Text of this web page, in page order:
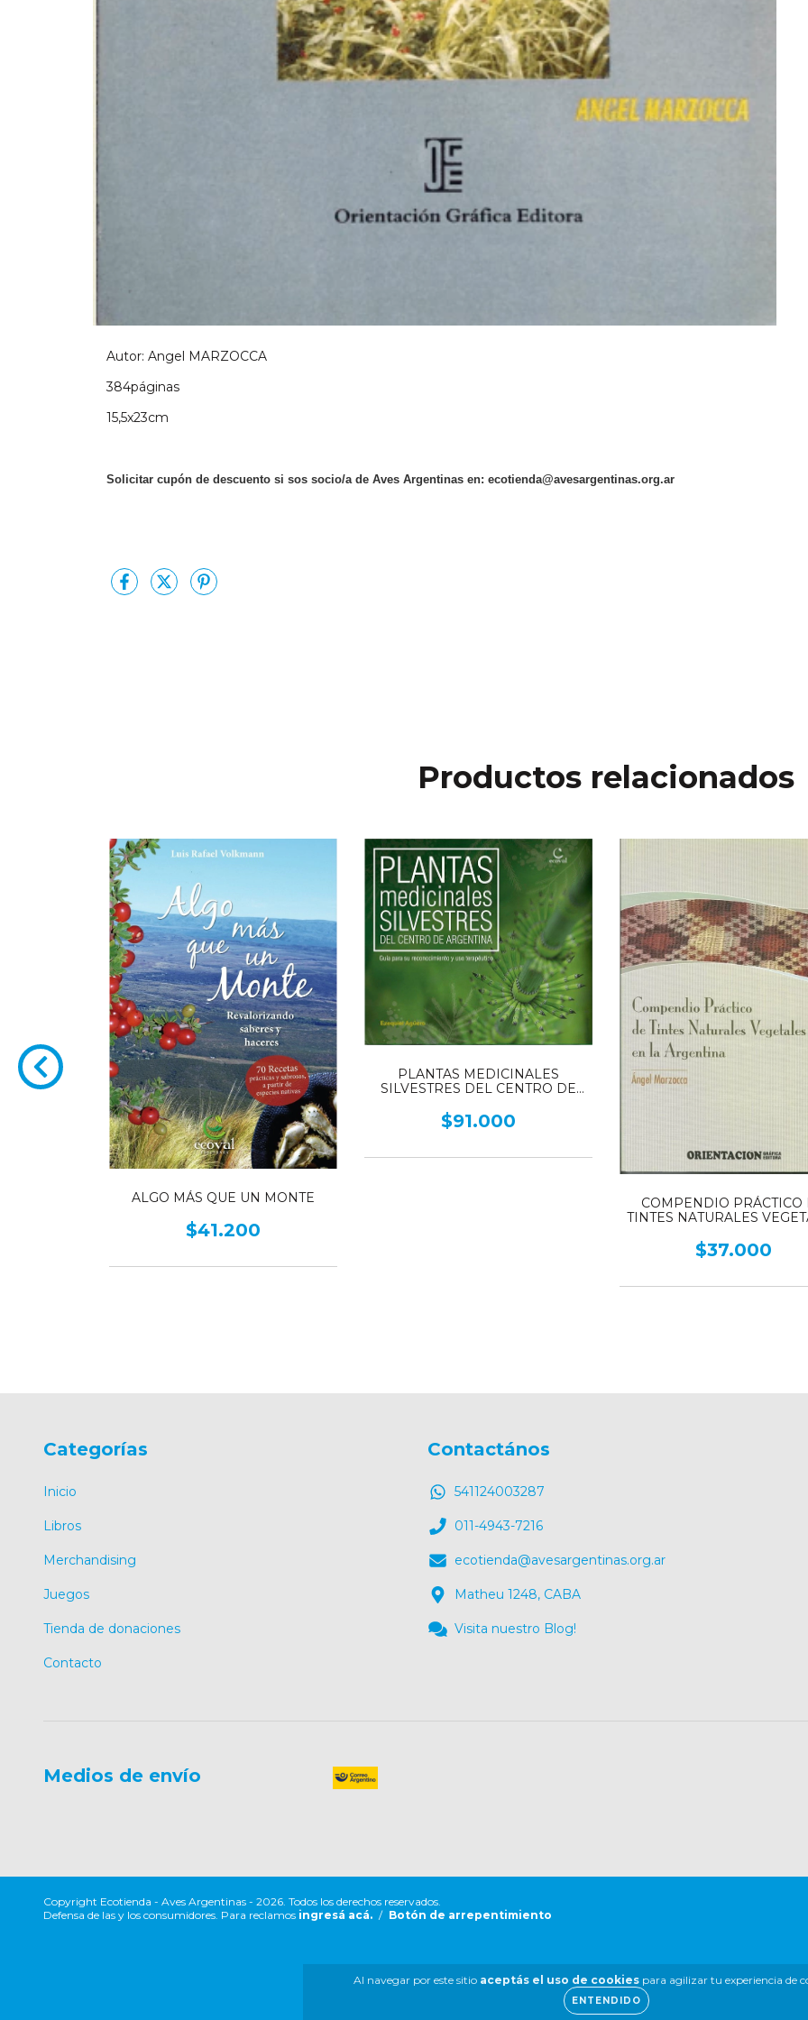
Al navegar por este sitio aceptás el uso de cookies para agilizar tu experiencia de
ENTENDIDO
Autor: Angel MARZOCCA
384páginas
15,5x23cm
Solicitar cupón de descuento si sos socio/a de Aves Argentinas en: ecotienda@avesargentinas.org.ar
Productos relacionados
ALGO MÁS QUE UN MONTE
$41.200
PLANTAS MEDICINALES
SILVESTRES DEL CENTRO DE
reconocimiento y uso terapéutico -
TOMO 1
$91.000
COMPENDIO PRÁCTICO
TINTES NATURALES
$37.000
Categorías
Inicio
Libros
Merchandising
Juegos
Tienda de donaciones
Contacto
Contactános
541124003287
011-4943-7216
ecotienda@avesargentinas.org.ar
Matheu 1248, CABA
Visita nuestro Blog!
Medios de envío
Copyright Ecotienda - Aves Argentinas - 2026. Todos los derechos reservados.
Defensa de las y los consumidores. Para reclamos ingresá acá. / Botón de arrepentimiento